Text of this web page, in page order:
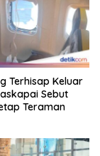
Terhisap Keluar
Sebut
Teraman